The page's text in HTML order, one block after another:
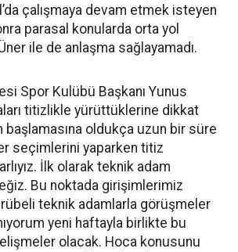
çalışmaya devam etmek isteyen
parasal konularda orta yol
ile de anlaşma sağlayamadı.
Spor Kulübü Başkanı Yunus
titizlikle yürüttüklerine dikkat
başlamasına oldukça uzun bir süre
seçimlerini yaparken titiz
İlk olarak teknik adam
Bu noktada girişimlerimiz
teknik adamlarla görüşmeler
yeni haftayla birlikte bu
olacak. Hoca konusunu